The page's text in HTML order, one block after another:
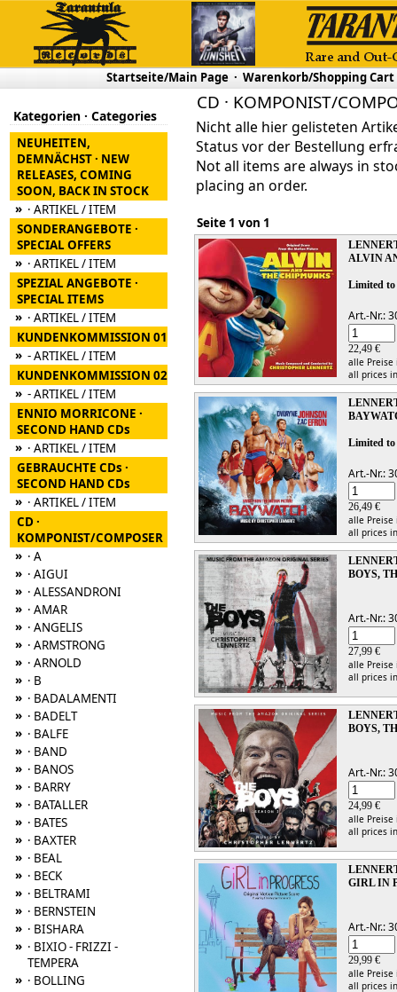
Startseite/Main Page · Warenkorb/Shopping Cart
Kategorien · Categories
NEUHEITEN,
DEMNÄCHST · NEW
RELEASES, COMING
SOON, BACK IN STOCK
» · ARTIKEL / ITEM
SONDERANGEBOTE ·
SPECIAL OFFERS
» · ARTIKEL / ITEM
SPEZIAL ANGEBOTE ·
SPECIAL ITEMS
» · ARTIKEL / ITEM
KUNDENKOMMISSION 01
» - ARTIKEL / ITEM
KUNDENKOMMISSION 02
» - ARTIKEL / ITEM
ENNIO MORRICONE ·
SECOND HAND CDs
» · ARTIKEL / ITEM
GEBRAUCHTE CDs ·
SECOND HAND CDs
» · ARTIKEL / ITEM
CD ·
KOMPONIST/COMPOSER
» · A
» · AIGUI
» · ALESSANDRONI
» · AMAR
» · ANGELIS
» · ARMSTRONG
» · ARNOLD
» · B
» · BADALAMENTI
» · BADELT
» · BALFE
» · BAND
» · BANOS
» · BARRY
» · BATALLER
» · BATES
» · BAXTER
» · BEAL
» · BECK
» · BELTRAMI
» · BERNSTEIN
» · BISHARA
» · BIXIO - FRIZZI -
TEMPERA
» · BOLLING
CD · KOMPONIST/
Nicht alle hier gelisteten
Status vor der Bestellung
Not all items are always in
placing an order.
Seite 1 von 1
ALVIN
Limited to
Art.-Nr.:
22,49 €
alle
all prices
Limited to
Art.-Nr.:
26,49 €
alle
all prices
BOYS,
Art.-Nr.:
27,99 €
alle
all prices
BOYS,
Art.-Nr.:
24,99 €
alle
all prices
GIRL IN
Art.-Nr.:
29,99 €
alle
all prices